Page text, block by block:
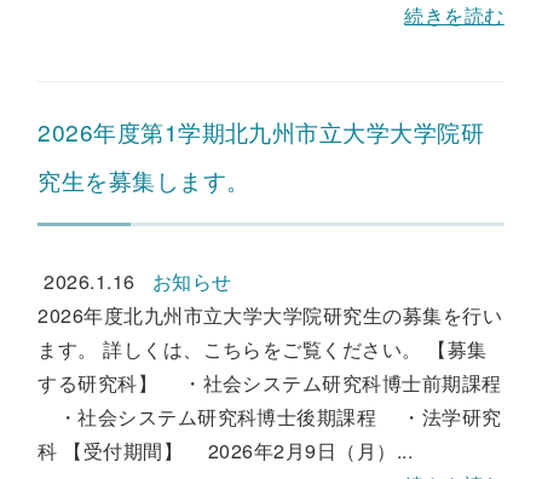
続きを読む
2026年度第1学期北九州市立大学大学院研
究生を募集します。
2026.1.16
お知らせ
2026年度北九州市立大学大学院研究生の募集を行い
ます。 詳しくは、こちらをご覧ください。 【募集
する研究科】 ・社会システム研究科博士前期課程
・社会システム研究科博士後期課程 ・法学研究
科 【受付期間】 2026年2月9日（月）...